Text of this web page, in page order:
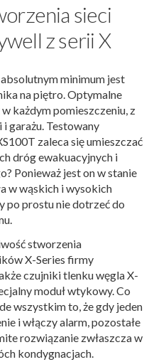
sieci
z serii X
minimum jest
na piętro. Optymalne
każdym pomieszczeniu, z
i garażu. Testowany
zaleca się umieszczać
dróg ewakuacyjnych i
Ponieważ jest on w stanie
w wąskich i wysokich
po prostu nie dotrzeć do
stworzenia
X-Series firmy
czujniki tlenku węgla X-
moduł wtykowy. Co
wszystkim to, że gdy jeden
i włączy alarm, pozostałe
rozwiązanie zwłaszcza w
kondygnacjach.